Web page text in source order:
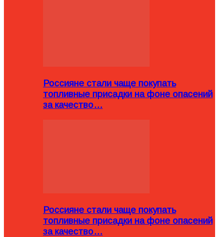
Россияне стали чаще покупать
топливные присадки на фоне опасений
за качество…
Россияне стали чаще покупать
топливные присадки на фоне опасений
за качество…